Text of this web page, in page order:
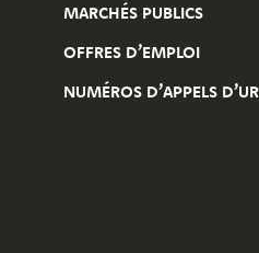
MARCHÉS PUBLICS
OFFRES D’EMPLOI
NUMÉROS D’APPELS